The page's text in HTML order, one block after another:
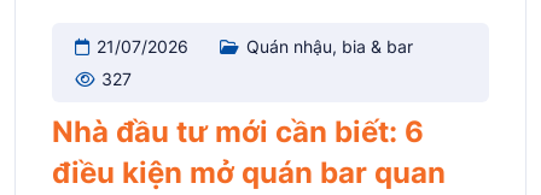
21/07/2026
Quán nhậu, bia & bar
327
Nhà đầu tư mới cần biết: 6
điều kiện mở quán bar quan